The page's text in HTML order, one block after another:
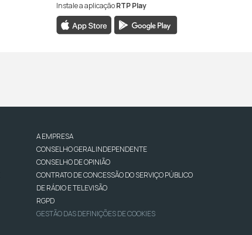
Instale a aplicaçãoRTP Play
A EMPRESA
CONSELHO GERAL INDEPENDENTE
CONSELHO DE OPINIÃO
CONTRATO DE CONCESSÃO DO SERVIÇO PÚBLICO
DE RÁDIO E TELEVISÃO
RGPD
GESTÃO DAS DEFINIÇÕES DE COOKIES